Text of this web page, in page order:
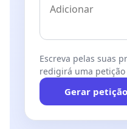
Escreva pelas suas
redigirá uma
Gerar petição